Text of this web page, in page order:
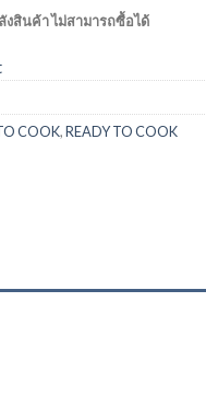
สินค้า ไม่สามารถซื้อได้
COOK,READY TO COOK